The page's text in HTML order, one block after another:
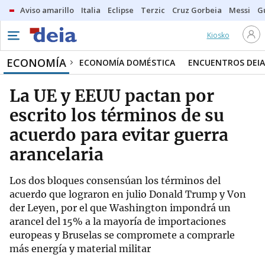
Aviso amarillo Italia Eclipse Terzic Cruz Gorbeia Messi
Kiosko
ECONOMÍA ECONOMÍA DOMÉSTICA ENCUENTROS DEIA
La UE y EEUU pactan por
escrito los términos de su
acuerdo para evitar guerra
arancelaria
Los dos bloques consensúan los términos del
acuerdo que lograron en julio Donald Trump y Von
der Leyen, por el que Washington impondrá un
arancel del 15% a la mayoría de importaciones
europeas y Bruselas se compromete a comprarle
más energía y material militar